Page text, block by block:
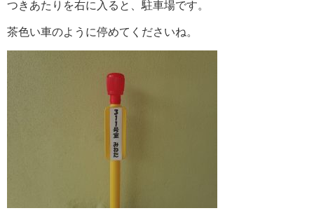
つきあたりを右に入ると、駐車場です。
茶色い車のように停めてくださいね。